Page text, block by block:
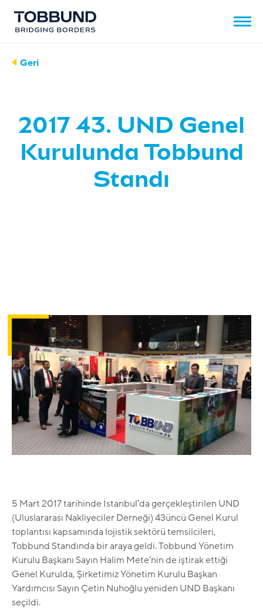
Geri
2017 43. UND Genel
Kurulunda Tobbund
Standı
5 Mart 2017 tarihinde İstanbul’da gerçekleştirilen UND
(Uluslararası Nakliyeciler Derneği) 43üncü Genel Kurul
toplantısı kapsamında lojistik sektörü temsilcileri,
Tobbund Standında bir araya geldi. Tobbund Yönetim
Kurulu Başkanı Sayın Halim Mete’nin de iştirak ettiği
Genel Kurulda, Şirketimiz Yönetim Kurulu Başkan
Yardımcısı Sayın Çetin Nuhoğlu yeniden UND Başkanı
seçildi.